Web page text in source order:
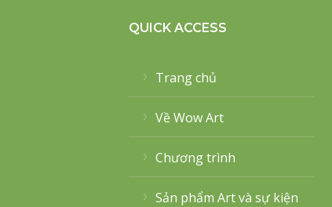
QUICK ACCESS
Trang chủ
Về Wow Art
Chương trình
Sản phẩm Art và sự kiện